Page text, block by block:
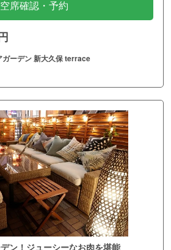
空席確認・予約
ーデン 新大久保 terrace
ン！ジューシーなお肉を堪能